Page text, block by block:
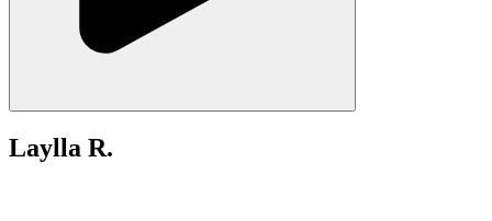
Laylla R.